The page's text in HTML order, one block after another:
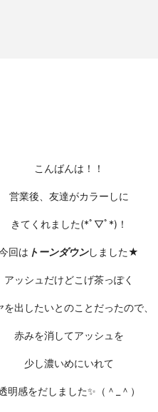
こんばんは！！
営業後、友達がカラーしに
きてくれました(*ﾟ▽ﾟ*)！
回は トーンダウンしました★
アッシュだけどこげ茶っぽく
を出したいとのことだったので、
赤みを消してアッシュを
少し濃いめにいれて
明感をだしました✨（＾_＾）